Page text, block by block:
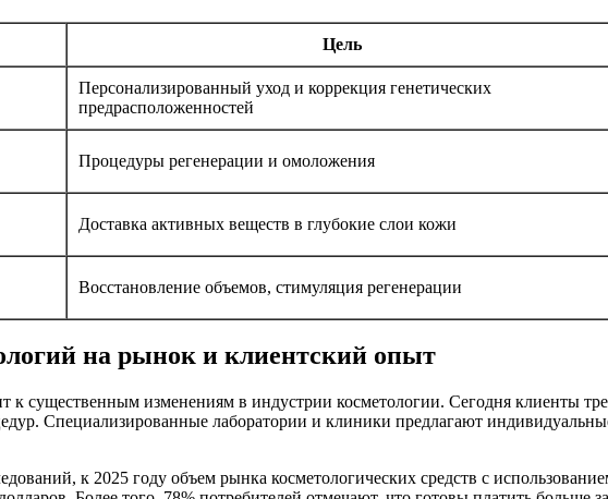
Цель
Персонализированный уход и коррекция генетических
предрасположенностей
Процедуры регенерации и омоложения
Доставка активных веществ в глубокие слои кожи
Восстановление объемов, стимуляция регенерации
на рынок и клиентский опыт
к существенным изменениям в индустрии косметологии. Сегодня клиенты
Специализированные лаборатории и клиники предлагают
к 2025 году объем рынка косметологических средств с